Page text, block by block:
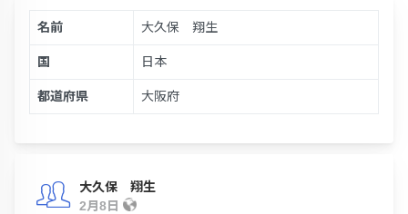
名前 大久保 翔生
国 日本
都道府県 大阪府
大久保 翔生
2月8日